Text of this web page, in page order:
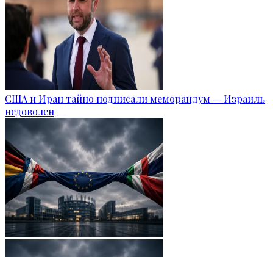
США и Иран тайно подписали меморандум — Израиль
недоволен